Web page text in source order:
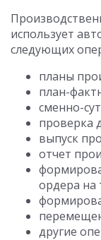
использует
следующих
планы
план-
cменно-
проверка
выпуск
отчет
ордера на
другие